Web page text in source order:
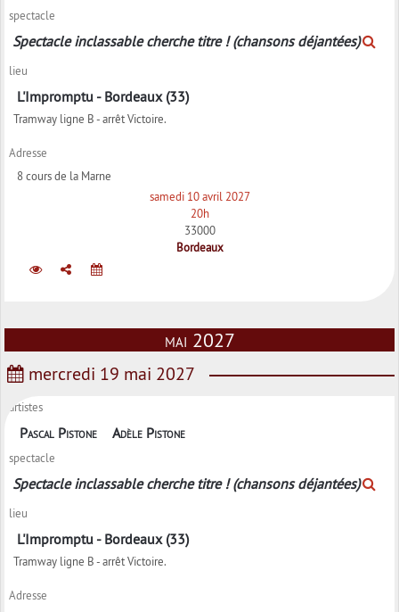
spectacle
Spectacle inclassable cherche titre ! (chansons déjantées)
lieu
L'Impromptu - Bordeaux (33)
Tramway ligne B - arrêt Victoire.
Adresse
8 cours de la Marne
samedi 10 avril 2027
20h
33000
Bordeaux
mai 2027
mercredi 19 mai 2027
artistes
Pascal Pistone Adèle Pistone
spectacle
Spectacle inclassable cherche titre ! (chansons déjantées)
lieu
L'Impromptu - Bordeaux (33)
Tramway ligne B - arrêt Victoire.
Adresse